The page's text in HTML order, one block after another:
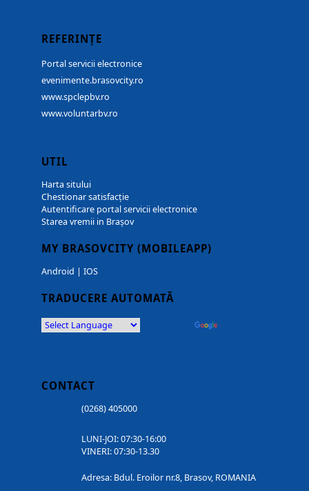
REFERINȚE
Portal servicii electronice
evenimente.brasovcity.ro
www.spclepbv.ro
www.voluntarbv.ro
UTIL
Harta sitului
Chestionar satisfacție
Autentificare portal servicii electronice
Starea vremii in Brașov
MY BRASOVCITY (MOBILEAPP)
Android | IOS
TRADUCERE AUTOMATĂ
CONTACT
(0268) 405000
LUNI-JOI: 07:30-16:00
VINERI: 07:30-13.30
Adresa: Bdul. Eroilor nr.8, Brasov, ROMANIA